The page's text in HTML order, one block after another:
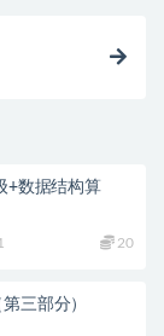
+数据结构算
20
三部分）